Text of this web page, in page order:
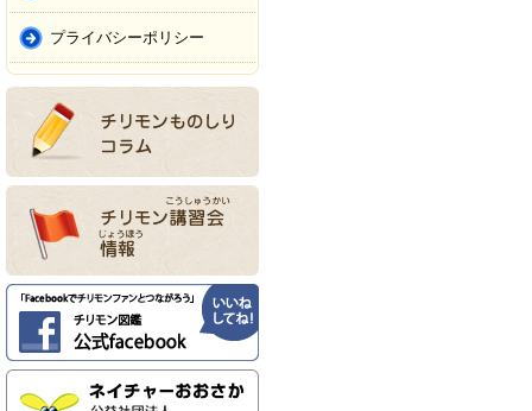
プライバシーポリシー